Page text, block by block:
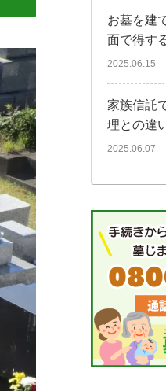
お墓を建
面で得す
2025.06.15
家族信託
理との違
2025.06.07